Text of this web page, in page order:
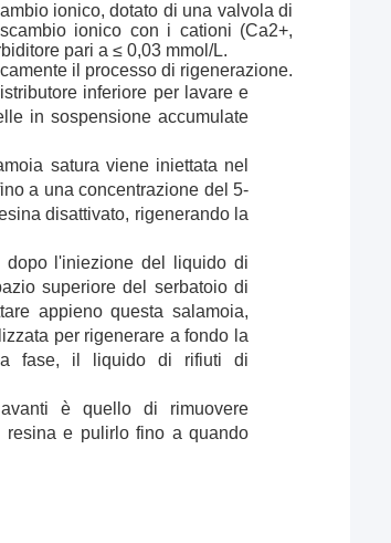
ionico, dotato di una valvola di
ionico con i cationi (Ca2+,
pari a ≤ 0,03 mmol/L.
il processo di rigenerazione.
inferiore per lavare e
in sospensione accumulate
satura viene iniettata nel
a una concentrazione del 5-
disattivato, rigenerando la
l'iniezione del liquido di
superiore del serbatoio di
appieno questa salamoia,
per rigenerare a fondo la
fase, il liquido di rifiuti di
è quello di rimuovere
e pulirlo fino a quando